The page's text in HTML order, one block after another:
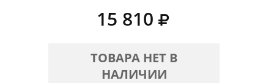
15 810
ТОВАРА НЕТ В
НАЛИЧИИ